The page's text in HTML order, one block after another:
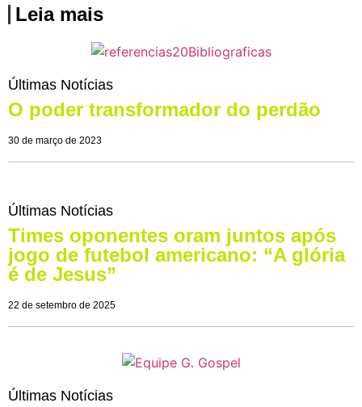
Leia mais
Últimas Notícias
O poder transformador do perdão
30 de março de 2023
Últimas Notícias
Times oponentes oram juntos após
jogo de futebol americano: “A glória
é de Jesus”
22 de setembro de 2025
Últimas Notícias